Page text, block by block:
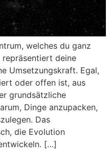
welches du ganz
deine
Umsetzungskraft. Egal,
oder offen ist, aus
grundsätzliche
Dinge anzupacken,
Das
die Evolution
[…]